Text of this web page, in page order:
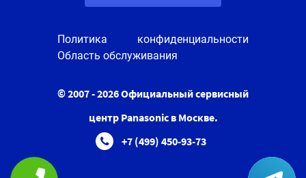
Политика конфиденциальности
Область обслуживания
© 2007 - 2026 Официальный сервисный
центр Panasonic в Москве.
+7 (499) 450-93-73